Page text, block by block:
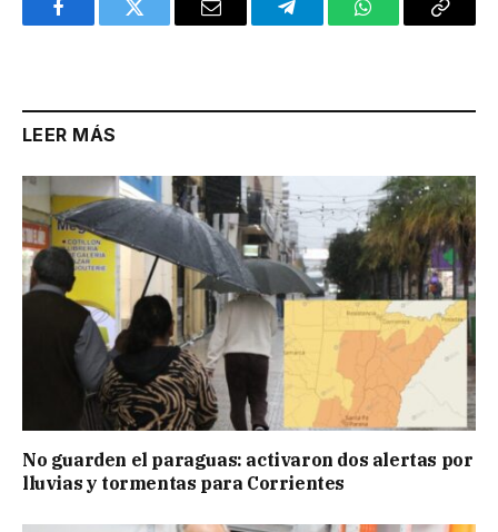
FacebookTwitter Email TelegramWhatsAppCopy
LEER MÁS
No guarden el paraguas: activaron dos alertas por
lluvias y tormentas para Corrientes